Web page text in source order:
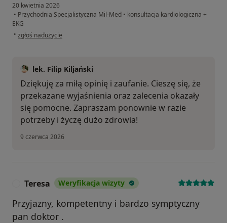
20 kwietnia 2026
• Przychodnia Specjalistyczna Mil-Med • konsultacja kardiologiczna +
EKG
• w opinii użytkownika Anna
zgłoś nadużycie
lek. Filip Kiljański
Dziękuję za miłą opinię i zaufanie. Cieszę się, że
przekazane wyjaśnienia oraz zalecenia okazały
się pomocne. Zapraszam ponownie w razie
potrzeby i życzę dużo zdrowia!
9 czerwca 2026
Teresa Weryfikacja wizyty
Przyjazny, kompetentny i bardzo symptyczny
pan doktor .